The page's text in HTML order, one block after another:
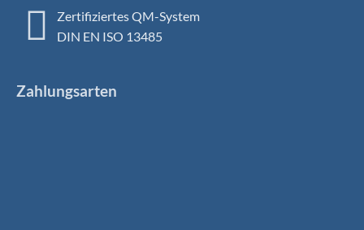
Zertifiziertes QM-System
DIN EN ISO 13485
Zahlungsarten